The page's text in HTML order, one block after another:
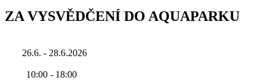
ZA VYSVĚDČENÍ DO AQUAPARKU
26.6. - 28.6.2026
10:00 - 18:00